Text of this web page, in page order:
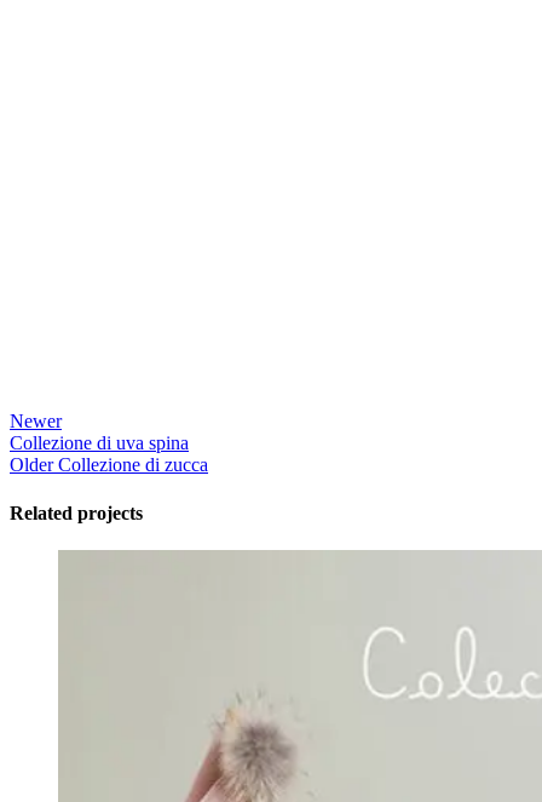
Newer
Collezione di uva spina
Older Collezione di zucca
Related projects